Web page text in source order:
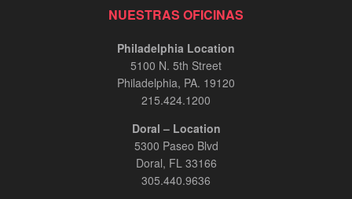
NUESTRAS OFICINAS
Philadelphia Location
5100 N. 5th Street
Philadelphia, PA. 19120
215.424.1200
Doral – Location
5300 Paseo Blvd
Doral, FL 33166
305.440.9636